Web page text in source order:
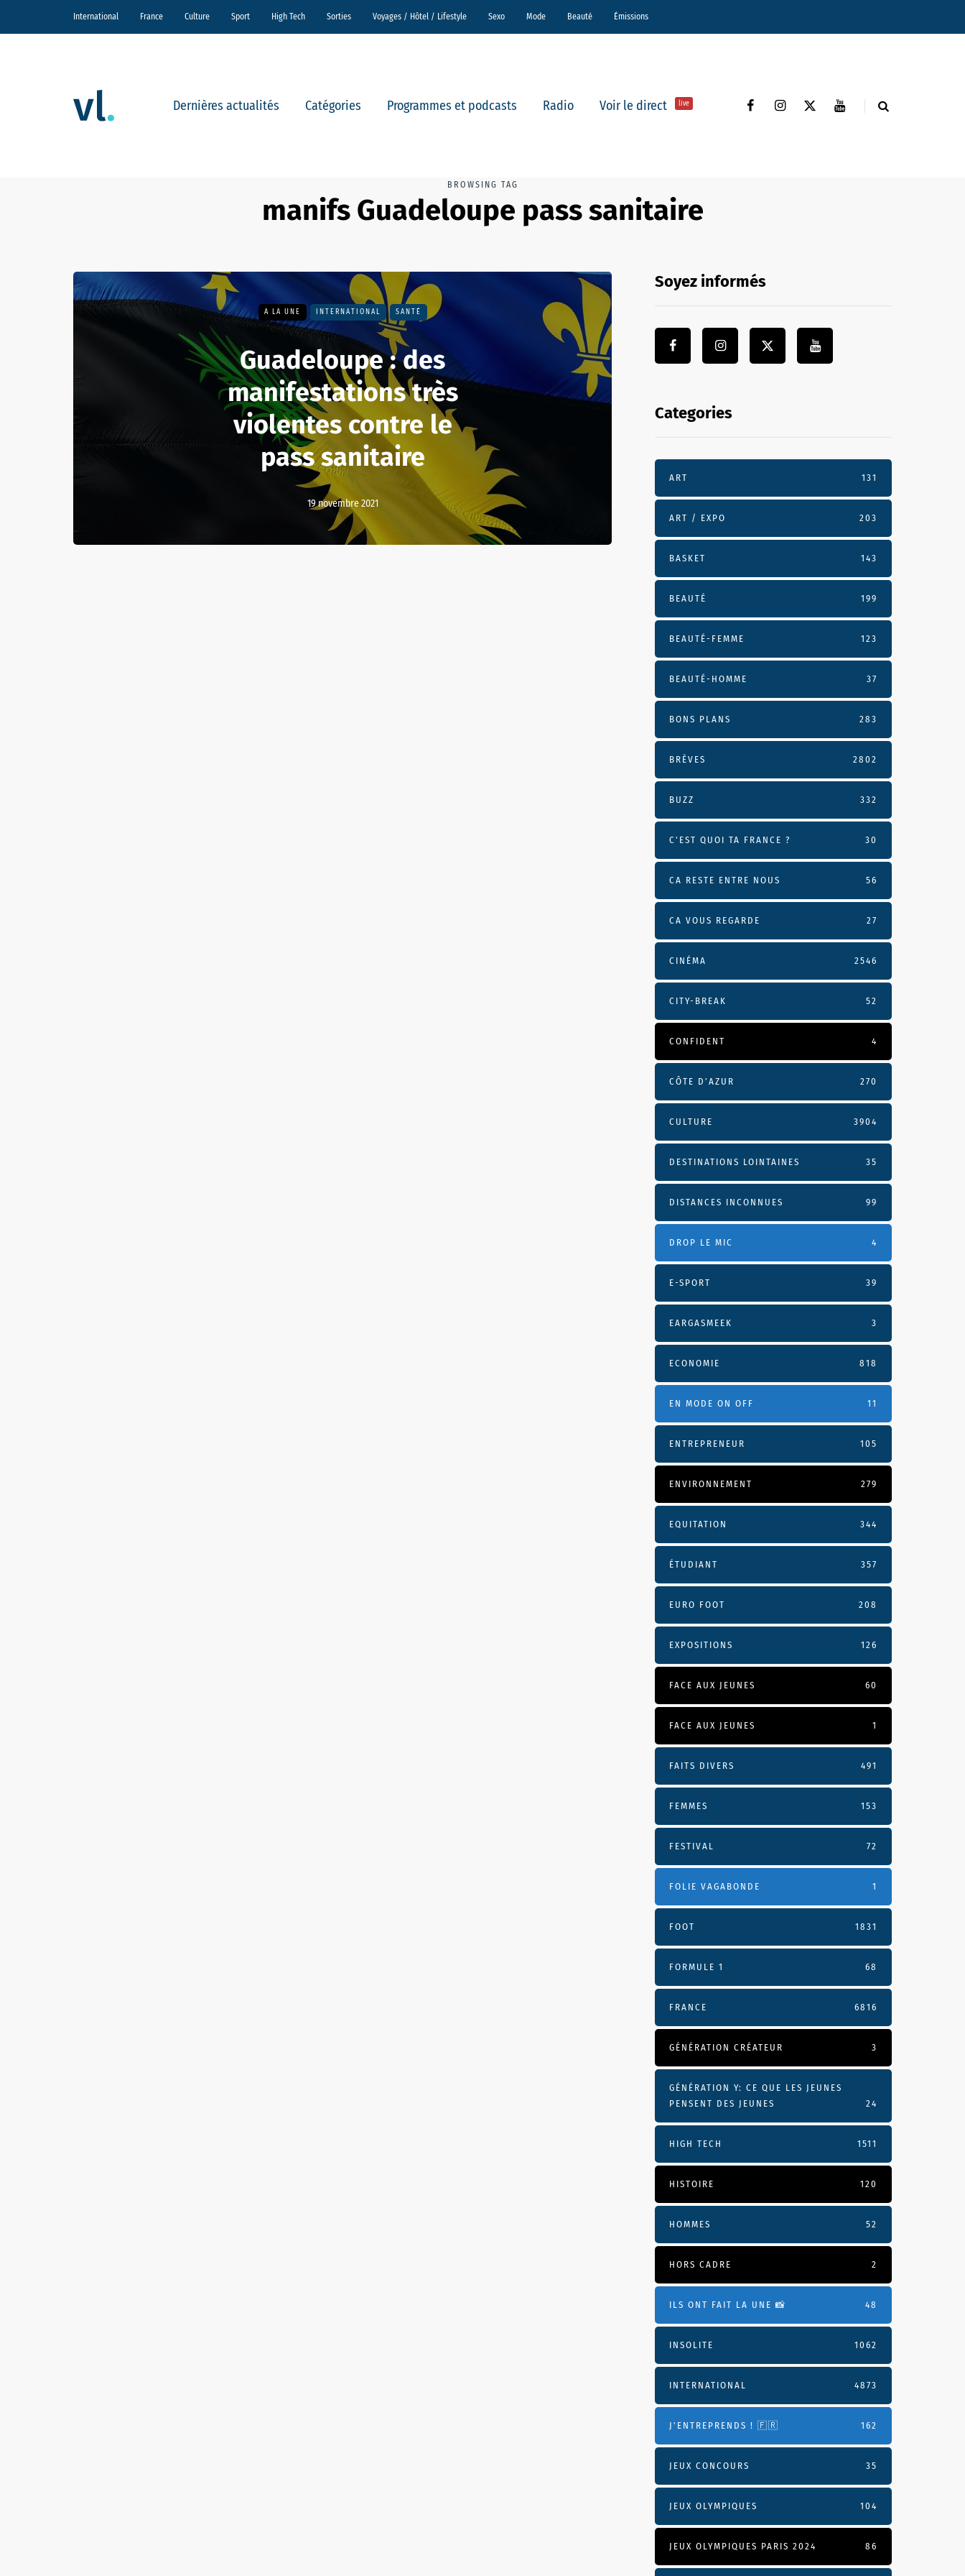
International France Culture Sport High Tech Sorties Voyages / Hôtel / Lifestyle Sexo Mode Beauté Émissions
Dernières actualités Catégories Programmes et podcasts Radio Voir le direct live
BROWSING TAG
manifs Guadeloupe pass sanitaire
A LA UNE INTERNATIONAL SANTÉ
Guadeloupe : des
manifestations très
violentes contre le
pass sanitaire
19 novembre 2021
Soyez informés
Categories
ART 131
ART / EXPO 203
BASKET 143
BEAUTÉ 199
BEAUTÉ-FEMME 123
BEAUTÉ-HOMME 37
BONS PLANS 283
BRÈVES 2802
BUZZ 332
C'EST QUOI TA FRANCE ? 30
CA RESTE ENTRE NOUS 56
CA VOUS REGARDE 27
CINÉMA 2546
CITY-BREAK 52
CONFIDENT 4
CÔTE D’AZUR 270
CULTURE 3904
DESTINATIONS LOINTAINES 35
DISTANCES INCONNUES 99
DROP LE MIC 4
E-SPORT 39
EARGASMEEK 3
ECONOMIE 818
EN MODE ON OFF 11
ENTREPRENEUR 105
ENVIRONNEMENT 279
EQUITATION 344
ÉTUDIANT 357
EURO FOOT 208
EXPOSITIONS 126
FACE AUX JEUNES 60
FACE AUX JEUNES 1
FAITS DIVERS 491
FEMMES 153
FESTIVAL 72
FOLIE VAGABONDE 1
FOOT 1831
FORMULE 1 68
FRANCE 6816
GÉNÉRATION CRÉATEUR 3
GÉNÉRATION Y: CE QUE LES JEUNES
PENSENT DES JEUNES
24
HIGH TECH 1511
HISTOIRE 120
HOMMES 52
HORS CADRE 2
ILS ONT FAIT LA UNE 📸 48
INSOLITE 1062
INTERNATIONAL 4873
J'ENTREPRENDS ! 🇫🇷 162
JEUX CONCOURS 35
JEUX OLYMPIQUES 104
JEUX OLYMPIQUES PARIS 2024 86